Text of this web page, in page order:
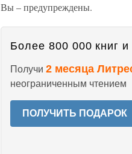
Вы – предупреждены.
Более 800 000 книг и
Получи 2 месяца
неограниченным чтением
ПОЛУЧИТЬ ПОДАРОК